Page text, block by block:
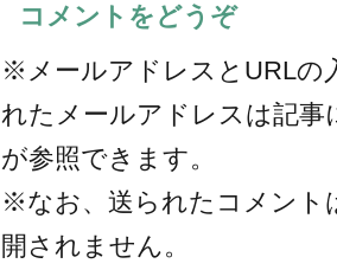
コメントをどうぞ
※メールアドレスとURLの
れたメールアドレスは記事
が参照できます。
※なお、送られたコメント
開されません。